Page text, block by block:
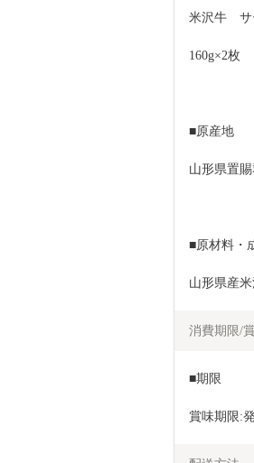
米沢牛　
160g×2枚
■原産地
山形県置
■原材料・
山形県産
消費期限/
■期限
賞味期限: